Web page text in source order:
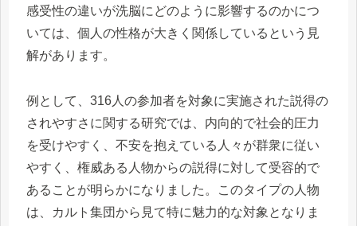
感受性の違いが洗脳にどのように影響するのかにつ
いては、個人の性格が大きく関係しているという見
解があります。
例として、316人の参加者を対象に実施された説得の
されやすさに関する研究では、内向的で社会的圧力
を受けやすく、不安を抱えている人々が群衆に従い
やすく、権威ある人物からの説得に対して受容的で
あることが明らかになりました。このタイプの人物
は、カルト集団から見て特に魅力的な対象となりま